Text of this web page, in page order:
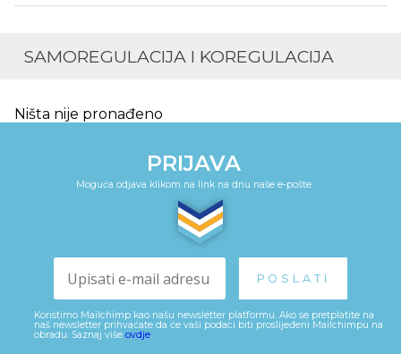
SAMOREGULACIJA I KOREGULACIJA
Ništa nije pronađeno
PRIJAVA
Moguća odjava klikom na link na dnu naše e-pošte
Koristimo Mailchimp kao našu newsletter platformu. Ako se pretplatite na
naš newsletter prihvaćate da će vaši podaci biti proslijeđeni Mailchimpu na
obradu. Saznaj više ovdje.